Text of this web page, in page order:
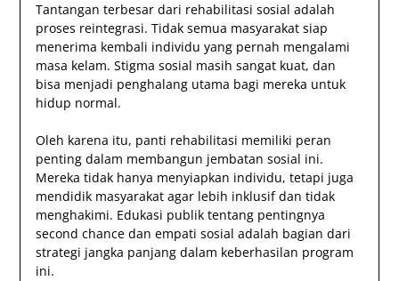
Tantangan terbesar dari rehabilitasi sosial adalah
proses reintegrasi. Tidak semua masyarakat siap
menerima kembali individu yang pernah mengalami
masa kelam. Stigma sosial masih sangat kuat, dan
bisa menjadi penghalang utama bagi mereka untuk
hidup normal.
Oleh karena itu, panti rehabilitasi memiliki peran
penting dalam membangun jembatan sosial ini.
Mereka tidak hanya menyiapkan individu, tetapi juga
mendidik masyarakat agar lebih inklusif dan tidak
menghakimi. Edukasi publik tentang pentingnya
second chance dan empati sosial adalah bagian dari
strategi jangka panjang dalam keberhasilan program
ini.